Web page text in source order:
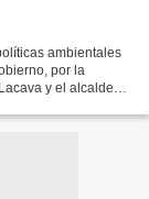
ambientales
por la
y el alcalde